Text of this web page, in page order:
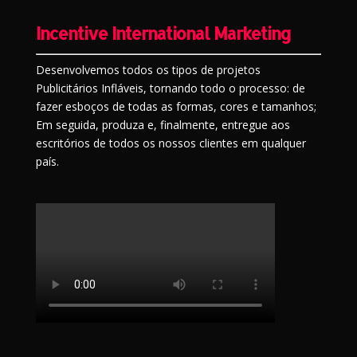
Incentive International Marketing
Desenvolvemos todos os tipos de projetos
Publicitários Infláveis, tornando todo o processo: de
fazer esboços de todas as formas, cores e tamanhos;
Em seguida, produza e, finalmente, entregue aos
escritórios de todos os nossos clientes em qualquer
país.